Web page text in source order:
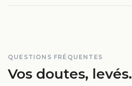
QUESTIONS FRÉQUENTES
Vos doutes, levés.